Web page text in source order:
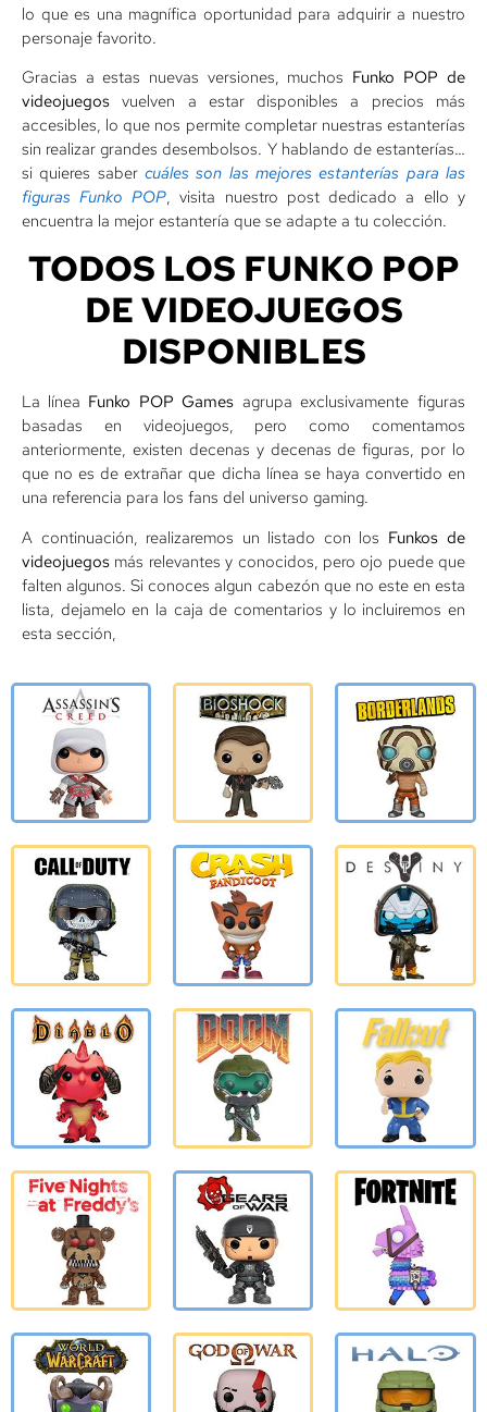
lo que es una magnífica oportunidad para adquirir a nuestro
personaje favorito.
Gracias a estas nuevas versiones, muchos Funko POP de
videojuegos vuelven a estar disponibles a precios más
accesibles, lo que nos permite completar nuestras estanterías
sin realizar grandes desembolsos. Y hablando de estanterías…
si quieres saber cuáles son las mejores estanterías para las
figuras Funko POP, visita nuestro post dedicado a ello y
encuentra la mejor estantería que se adapte a tu colección.
TODOS LOS FUNKO POP
DE VIDEOJUEGOS
DISPONIBLES
La línea Funko POP Games agrupa exclusivamente figuras
basadas en videojuegos, pero como comentamos
anteriormente, existen decenas y decenas de figuras, por lo
que no es de extrañar que dicha línea se haya convertido en
una referencia para los fans del universo gaming.
A continuación, realizaremos un listado con los Funkos de
videojuegos más relevantes y conocidos, pero ojo puede que
falten algunos. Si conoces algun cabezón que no este en esta
lista, dejamelo en la caja de comentarios y lo incluiremos en
esta sección,